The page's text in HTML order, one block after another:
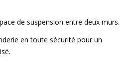
de suspension entre deux murs.
en toute sécurité pour un